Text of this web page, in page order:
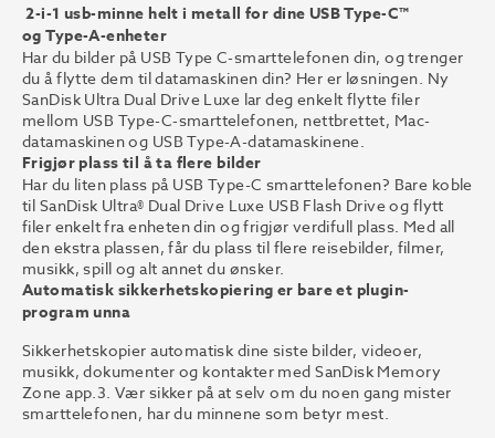
2-i-1 usb-minne helt i metall for dine USB Type-C™
og Type-A-enheter
Har du bilder på USB Type C-smarttelefonen din, og trenger
du å flytte dem til datamaskinen din? Her er løsningen. Ny
SanDisk Ultra Dual Drive Luxe lar deg enkelt flytte filer
mellom USB Type-C-smarttelefonen, nettbrettet, Mac-
datamaskinen og USB Type-A-datamaskinene.
Frigjør plass til å ta flere bilder
Har du liten plass på USB Type-C smarttelefonen? Bare koble
til SanDisk Ultra® Dual Drive Luxe USB Flash Drive og flytt
filer enkelt fra enheten din og frigjør verdifull plass. Med all
den ekstra plassen, får du plass til flere reisebilder, filmer,
musikk, spill og alt annet du ønsker.
Automatisk sikkerhetskopiering er bare et plugin-
program unna
Sikkerhetskopier automatisk dine siste bilder, videoer,
musikk, dokumenter og kontakter med SanDisk Memory
Zone app.3. Vær sikker på at selv om du noen gang mister
smarttelefonen, har du minnene som betyr mest.